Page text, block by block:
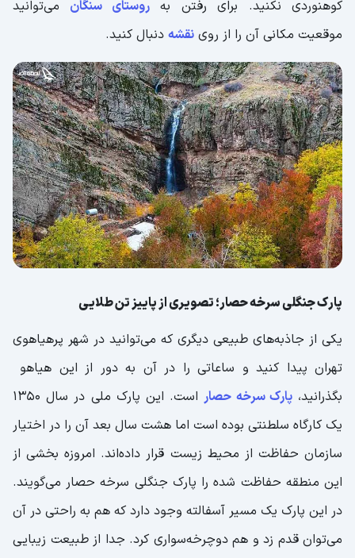
کوهنوردی نکنید. برای رفتن بهروستای سنگان می‌توانید
موقعیت مکانی آن را از روی نقشه دنبال کنید.
پارک جنگلی سرخه حصار؛ تصویری از پاییز تن طلایی
یکی از جاذبه‌های طبیعی دیگری که می‌توانید در شهر پرهیاهوی
تهران پیدا کنید و ساعاتی را در آن به دور از این هیاهو
بگذرانید،پارک سرخه حصار
است. این پارک ملی در سال 1350
یک کارگاه سلطنتی بوده است اما هشت سال بعد آن را در اختیار
سازمان حفاظت از محیط زیست قرار داده‌اند. امروزه بخشی از
این منطقه حفاظت شده را پارک جنگلی سرخه حصار می‌گویند.
در این پارک یک مسیر آسفالته وجود دارد که هم به راحتی در آن
می‌توان قدم زد و هم دوچرخه‌سواری کرد. جدا از طبیعت زیبایی